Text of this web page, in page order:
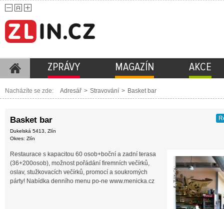
ZPRÁVY MAGAZÍN AKCE
Nacházíte se zde: Adresář > Stravování > Basket bar
Basket bar
Dukelská 5413, Zlín
Okres: Zlín
Restaurace s kapacitou 60 osob+boční a zadní terasa
(36+200osob), možnost pořádání firemních večírků,
oslav, stužkovacích večírků, promocí a soukromých
párty! Nabídka denního menu po-ne www.menicka.cz